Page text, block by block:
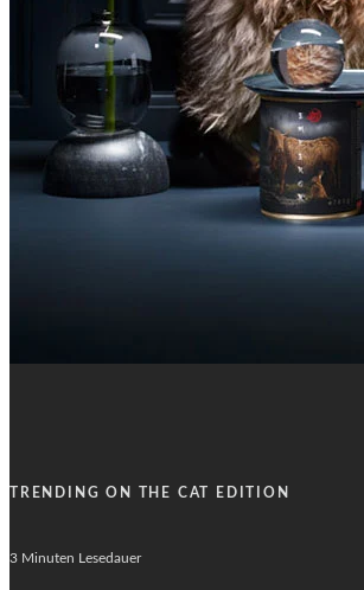
TRENDING ON THE CAT EDITION
3 Minuten Lesedauer